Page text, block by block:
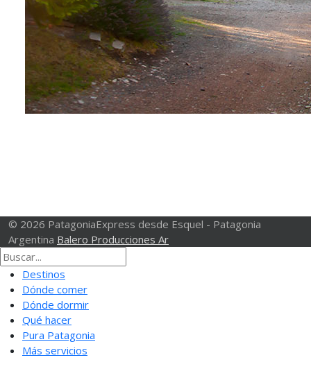
© 2026 PatagoniaExpress desde Esquel - Patagonia
Argentina Balero Producciones Ar
Destinos
Dónde comer
Dónde dormir
Qué hacer
Pura Patagonia
Más servicios